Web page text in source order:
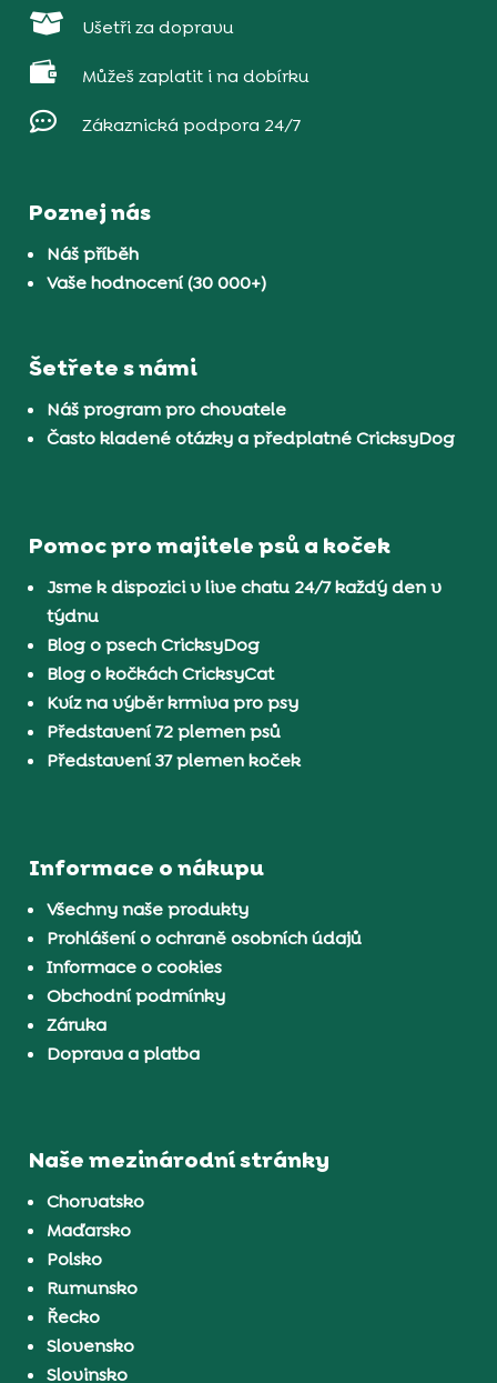
 Ušetři za dopravu
 Můžeš zaplatit i na dobírku
 Zákaznická podpora 24/7
Poznej nás
Náš příběh
Vaše hodnocení (30 000+)
Šetřete s námi
Náš program pro chovatele
Často kladené otázky a předplatné CricksyDog
Pomoc pro majitele psů a koček
Jsme k dispozici v live chatu 24/7 každý den v
týdnu
Blog o psech CricksyDog
Blog o kočkách CricksyCat
Kvíz na výběr krmiva pro psy
Představení 72 plemen psů
Představení 37 plemen koček
Informace o nákupu
Všechny naše produkty
Prohlášení o ochraně osobních údajů
Informace o cookies
Obchodní podmínky
Záruka
Doprava a platba
Naše mezinárodní stránky
Chorvatsko
Maďarsko
Polsko
Rumunsko
Řecko
Slovensko
Slovinsko